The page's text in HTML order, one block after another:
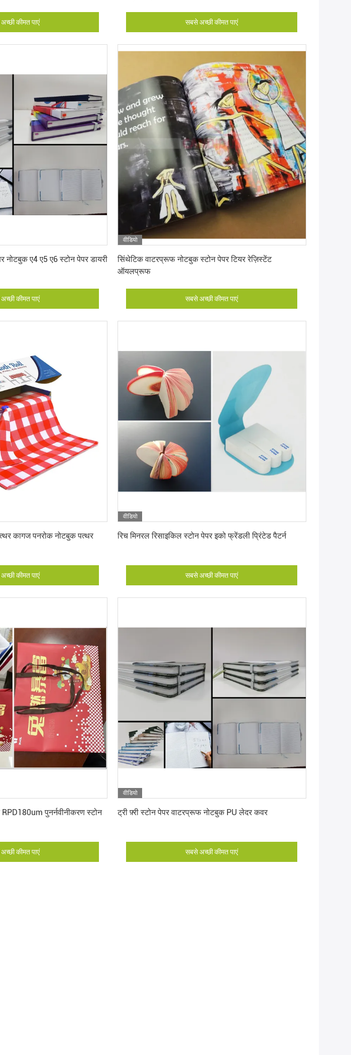
कीमत पाएं सबसे अच्छी कीमत पाएं
नोटबुक ए4 ए5 ए6 स्टोन पेपर डायरी
कीमत पाएं
वीडियो
सिंथेटिक वाटरप्रूफ नोटबुक स्टोन पेपर टियर रेज़िस्टेंट
ऑयलप्रूफ
सबसे अच्छी कीमत पाएं
कागज पनरोक नोटबुक पत्थर
कीमत पाएं
वीडियो
रिच मिनरल रिसाइकिल स्टोन पेपर इको फ्रेंडली प्रिंटेड पैटर्न
सबसे अच्छी कीमत पाएं
पुनर्नवीनीकरण स्टोन
कीमत पाएं
वीडियो
ट्री फ़्री स्टोन पेपर वाटरप्रूफ नोटबुक PU लेदर कवर
सबसे अच्छी कीमत पाएं